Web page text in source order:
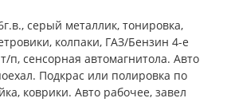
серый металлик, тонировка,
колпаки, ГАЗ/Бензин 4-е
п, сенсорная автомагнитола. Авто
Подкрас или полировка по
коврики. Авто рабочее, завел